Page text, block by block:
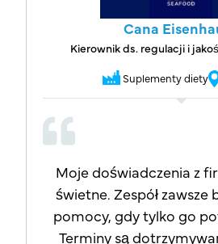
żadnych opóźnień – po
przejrzysta obsługa
końca. Jesteśmy bardzo
usług.
Cana
Kierownik ds. regulacji i
Suplementy diety
Moje doświadczenia z
świetne. Zespół zawsze
pomocy, gdy tylko go
Terminy są